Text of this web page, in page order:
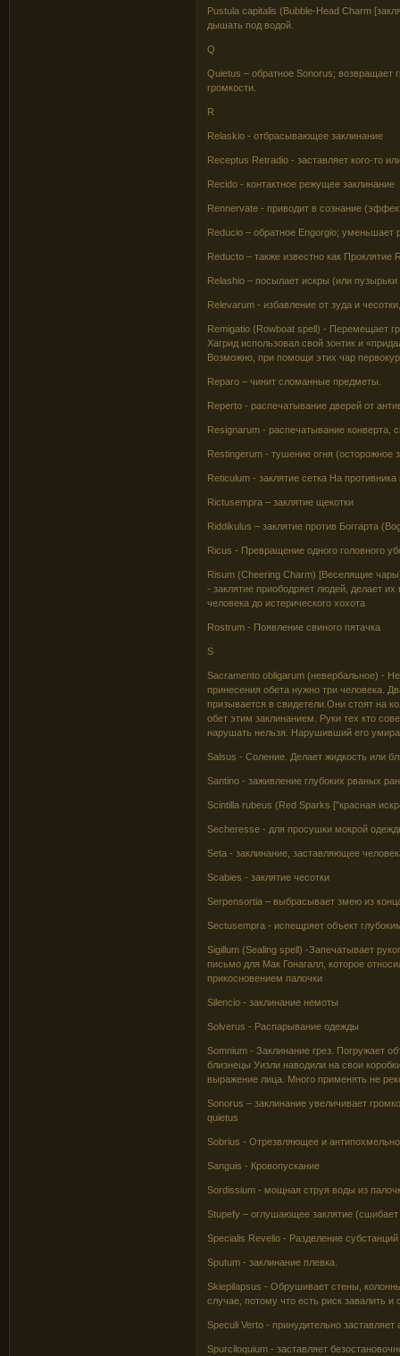
Pustula capitalis (Bubble-Head Charm
дышать под водой.
Q
Quietus – обратное Sonorus; возвращает
громкости.
R
Relaskio - отбрасывающее заклинание
Receptus Retradio - заставляет кого-то
Recido - контактное режущее заклинание
Rennervate - приводит в сознание
Reducio – обратное Engorgio; уменьшает
Reducto – также известно как Проклятие
Relashio – посылает искры (или
Relevarum - избавление от зуда и
Remigatio (Rowboat spell) - Перемещает
Хагрид использовал свой зонтик и
Возможно, при помощи этих чар
Reparo – чинит сломанные предметы.
Reperto - распечатывание дверей от
Resignarum - распечатывание конверта,
Restingerum - тушение огня (осторожное
Reticulum - заклятие сетка На
Rictusempra – заклятие щекотки
Riddikulus – заклятие против Боггарта
Ricus - Превращение одного головного
Risum (Cheering Charm) [Веселящие
- заклятие приободряет людей, делает
человека до истерического хохота
Rostrum - Появление свиного пятачка
S
Sacramento obligarum (невербальное) -
принесения обета нужно три человека.
призывается в свидетели.Они стоят на
обет этим заклинанием. Руки тех кто
нарушать нельзя. Нарушивший его
Salsus - Соление. Делает жидкость или
Santino - заживление глубоких рваных ран
Scintilla rubeus (Red Sparks ["красная
Secheresse - для просушки мокрой
Seta - заклинание, заставляющее
Scabies - заклятие чесотки
Serpensortia – выбрасывает змею из
Sectusempra - испещряет объект
Sigillum (Sealing spell) -Запечатывает
письмо для Мак Гонагалл, которое
прикосновением палочки
Silencio - заклинание немоты
Solverus - Распарывание одежды
Somnium - Заклинание грез. Погружает
близнецы Уизли наводили на свои
выражение лица. Много применять не
Sonorus – заклинание увеличивает
quietus
Sobrius - Отрезвляющее и
Sanguis - Кровопускание
Sordissium - мощная струя воды из
Stupefy – оглушающее заклятие (сшибает
Specialis Revelio - Разделение субстанций
Sputum - заклинание плевка.
Skiepilapsus - Обрушивает стены,
случае, потому что есть риск завалить и
Speculi Verto - принудительно
Spurciloquium - заставляет